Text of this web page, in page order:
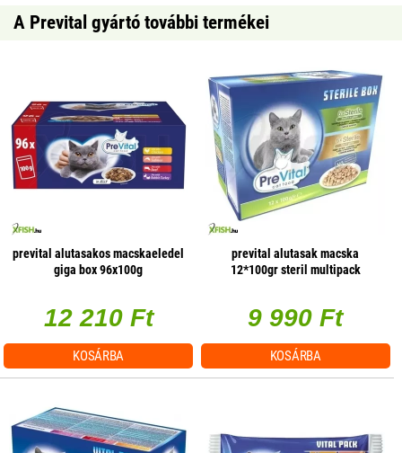
A Prevital gyártó további termékei
prevital alutasakos macskaeledel
giga box 96x100g
12 210 Ft
KOSÁRBA
prevital alutasak macska
12*100gr steril multipack
9 990 Ft
KOSÁRBA